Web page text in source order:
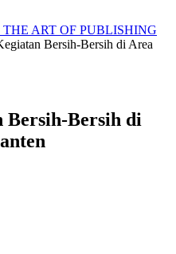
ART OF PUBLISHING
Bersih-Bersih di Area
Bersih-Bersih di